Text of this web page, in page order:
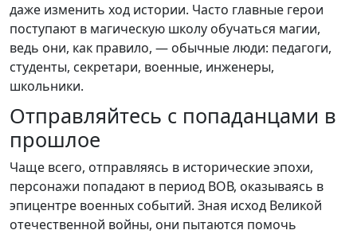
даже изменить ход истории. Часто главные герои
поступают в магическую школу обучаться магии,
ведь они, как правило, — обычные люди: педагоги,
студенты, секретари, военные, инженеры,
школьники.
Отправляйтесь с попаданцами в
прошлое
Чаще всего, отправляясь в исторические эпохи,
персонажи попадают в период ВОВ, оказываясь в
эпицентре военных событий. Зная исход Великой
отечественной войны, они пытаются помочь